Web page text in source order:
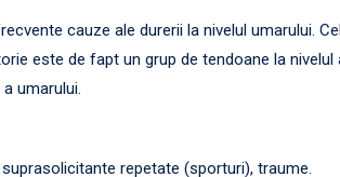
cauze ale durerii la nivelul umarului.
este de fapt un grup de tendoane la
umarului.
repetate (sporturi), traume.